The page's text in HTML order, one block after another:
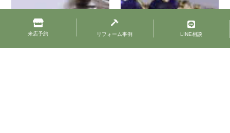
来店予約 リフォーム事例 LINE相談